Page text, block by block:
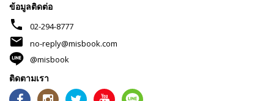
ข้อมูลติดต่อ
phone 02-294-8777
mail
no-reply@misbook.com
@misbook
ติดตามเรา